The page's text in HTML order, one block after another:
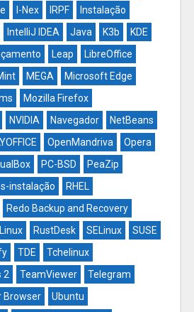
I-Nex IRPF
Instalação
IntelliJ IDEA Java K3b
KDE
Leap
LibreOffice
MEGA
Microsoft Edge
Mozilla Firefox
NVIDIA Navegador
NetBeans
OpenMandriva
Opera
PC-BSD
PeaZip
instalação
RHEL
Redo Backup and Recovery
RustDesk SELinux
SUSE
TDE
Tchelinux
2
TeamViewer
Telegram
Browser
Ubuntu